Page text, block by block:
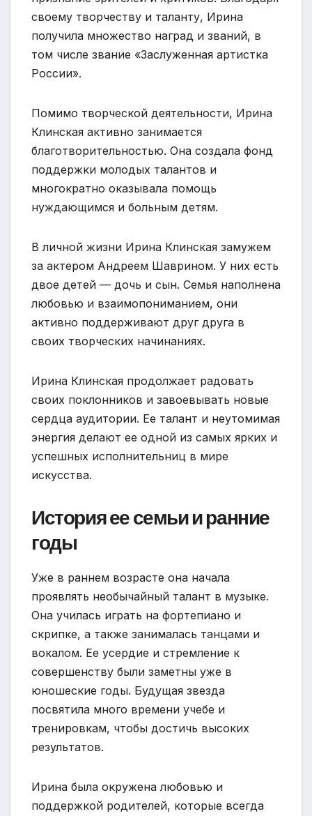
своему творчеству и таланту, Ирина
получила множество наград и званий, в
том числе звание «Заслуженная артистка
России».
Помимо творческой деятельности, Ирина
Клинская активно занимается
благотворительностью. Она создала фонд
поддержки молодых талантов и
многократно оказывала помощь
нуждающимся и больным детям.
В личной жизни Ирина Клинская замужем
за актером Андреем Шаврином. У них есть
двое детей — дочь и сын. Семья наполнена
любовью и взаимопониманием, они
активно поддерживают друг друга в
своих творческих начинаниях.
Ирина Клинская продолжает радовать
своих поклонников и завоевывать новые
сердца аудитории. Ее талант и неутомимая
энергия делают ее одной из самых ярких и
успешных исполнительниц в мире
искусства.
История ее семьи и ранние
годы
Уже в раннем возрасте она начала
проявлять необычайный талант в музыке.
Она училась играть на фортепиано и
скрипке, а также занималась танцами и
вокалом. Ее усердие и стремление к
совершенству были заметны уже в
юношеские годы. Будущая звезда
посвятила много времени учебе и
тренировкам, чтобы достичь высоких
результатов.
Ирина была окружена любовью и
поддержкой родителей, которые всегда